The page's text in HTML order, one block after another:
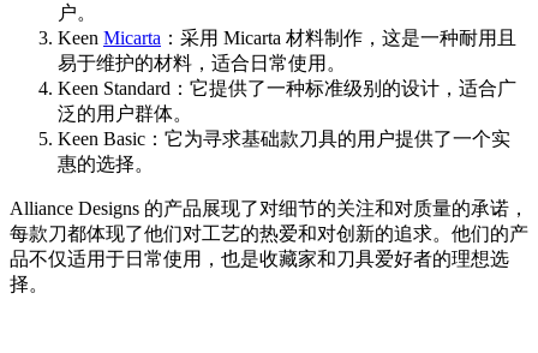
户。
Keen Micarta ：采用 Micarta 材料制作，这是一种耐用且
易于维护的材料，适合日常使用。
Keen Standard：它提供了一种标准级别的设计，适合广
泛的用户群体。
Keen Basic：它为寻求基础款刀具的用户提供了一个实
惠的选择。
Alliance Designs 的产品展现了对细节的关注和对质量的承诺，
每款刀都体现了他们对工艺的热爱和对创新的追求。他们的产
品不仅适用于日常使用，也是收藏家和刀具爱好者的理想选
择。